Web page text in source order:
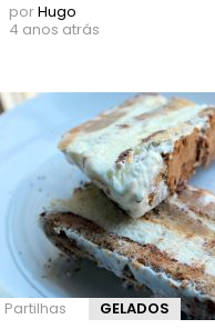
porHugo
4 anos atrás
Partilhas GELADOS